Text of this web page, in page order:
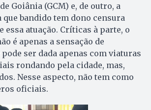
Goiânia (GCM) e, de outro, a
que bandido tem dono censura
essa atuação. Críticas à parte, o
é apenas a sensação de
pode ser dada apenas com viaturas
rondando pela cidade, mas,
Nesse aspecto, não tem como
oficiais.